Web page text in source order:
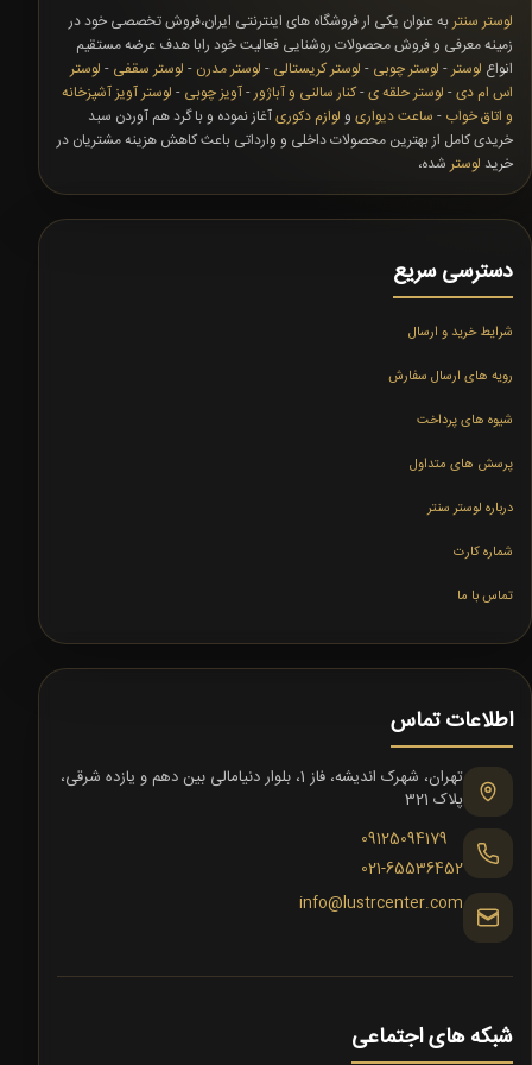
لوستر سنتر به عنوان یکی ار فروشگاه های اینترنتی ایران،فروش تخصصی خود در
زمینه معرفی و فروش محصولات روشنایی فعالیت خود رابا هدف عرضه مستقیم
انواع لوستر - لوستر چوبی - لوستر کریستالی - لوستر مدرن - لوستر سقفی - لوستر
اس ام دی- لوستر حلقه ی-کنار سالنی و آباژور-آویز چوبی - لوستر آویز آشپزخانه
و اتاق خواب - ساعت دیواری و لوازم دکوریآغاز نموده و با گرد هم آوردن سبد
خریدی کامل از بهترین محصولات داخلی و وارداتی باعث کاهش هزینه مشتریان در
خرید لوستر شده،
دسترسی سریع
شرایط خرید و ارسال
رویه های ارسال سفارش
شیوه های پرداخت
پرسش های متداول
درباره لوستر سنتر
شماره کارت
تماس با ما
اطلاعات تماس
تهران، شهرک اندیشه، فاز 1، بلوار دنیامالی بین دهم و یازده شرقی،
پلاک 321
09125094179
021-65536452
info@lustrcenter.com
شبکه های اجتماعی